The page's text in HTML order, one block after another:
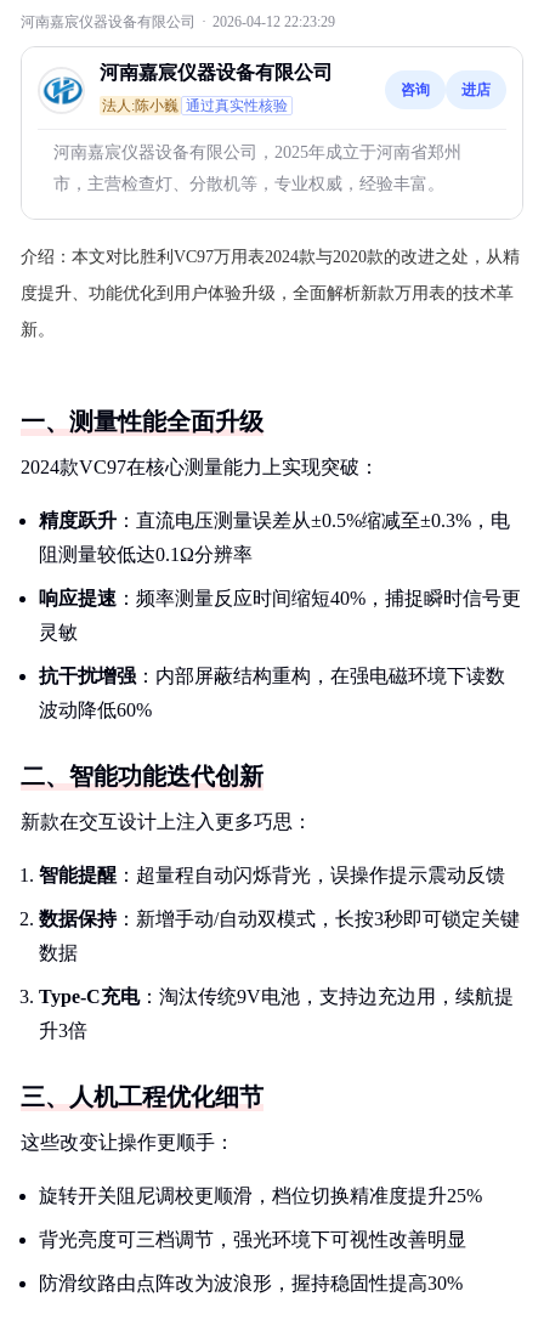
河南嘉宸仪器设备有限公司 · 2026-04-12 22:23:29
河南嘉宸仪器设备有限公司
法人:陈小巍 通过真实性核验
咨询 进店
河南嘉宸仪器设备有限公司，2025年成立于河南省郑州
市，主营检查灯、分散机等，专业权威，经验丰富。
介绍： 本文对比胜利VC97万用表2024款与2020款的改进之处，从精
度提升、功能优化到用户体验升级，全面解析新款万用表的技术革
新。
一、测量性能全面升级
2024款VC97在核心测量能力上实现突破：
精度跃升 ：直流电压测量误差从±0.5%缩减至±0.3%，电
阻测量较低达0.1Ω分辨率
响应提速 ：频率测量反应时间缩短40%，捕捉瞬时信号更
灵敏
抗干扰增强 ：内部屏蔽结构重构，在强电磁环境下读数
波动降低60%
二、智能功能迭代创新
新款在交互设计上注入更多巧思：
智能提醒 ：超量程自动闪烁背光，误操作提示震动反馈
数据保持：新增手动/自动双模式，长按3秒即可锁定关键
数据
Type-C充电：淘汰传统9V电池，支持边充边用，续航提
升3倍
三、人机工程优化细节
这些改变让操作更顺手：
旋转开关阻尼调校更顺滑，档位切换精准度提升25%
背光亮度可三档调节，强光环境下可视性改善明显
防滑纹路由点阵改为波浪形，握持稳固性提高30%